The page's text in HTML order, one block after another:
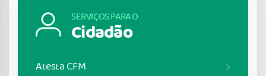
SERVIÇOS PARA O
Cidadão
Atesta CFM